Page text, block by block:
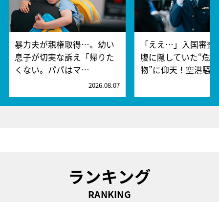
暴力夫が親権取得…。幼い
息子が切実な訴え「帰りた
くない。パパはマ…
2026.08.07
「ええ…」入国審査
腹に隠していた“危
物”に仰天！空港騒
ランキング
RANKING